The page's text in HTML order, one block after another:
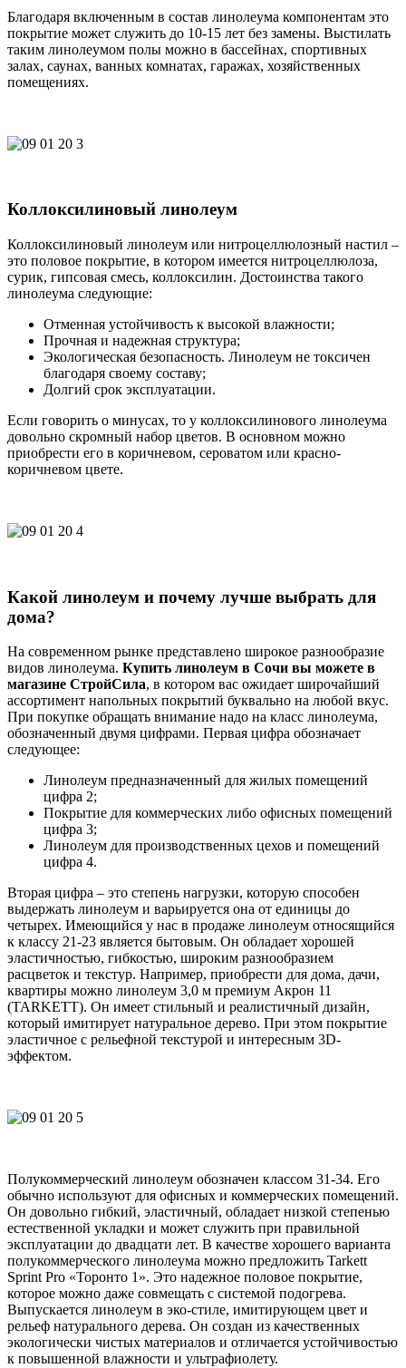
Благодаря включенным в состав линолеума компонентам это
покрытие может служить до 10-15 лет без замены. Выстилать
таким линолеумом полы можно в бассейнах, спортивных
залах, саунах, ванных комнатах, гаражах, хозяйственных
помещениях.
Коллоксилиновый линолеум
Коллоксилиновый линолеум или нитроцеллюлозный настил –
это половое покрытие, в котором имеется нитроцеллюлоза,
сурик, гипсовая смесь, коллоксилин. Достоинства такого
линолеума следующие:
Отменная устойчивость к высокой влажности;
Прочная и надежная структура;
Экологическая безопасность. Линолеум не токсичен
благодаря своему составу;
Долгий срок эксплуатации.
Если говорить о минусах, то у коллоксилинового линолеума
довольно скромный набор цветов. В основном можно
приобрести его в коричневом, сероватом или красно-
коричневом цвете.
Какой линолеум и почему лучше выбрать для
дома?
На современном рынке представлено широкое разнообразие
видов линолеума. Купить линолеум в Сочи вы можете в
магазине СтройСила, в котором вас ожидает широчайший
ассортимент напольных покрытий буквально на любой вкус.
При покупке обращать внимание надо на класс линолеума,
обозначенный двумя цифрами. Первая цифра обозначает
следующее:
Линолеум предназначенный для жилых помещений
цифра 2;
Покрытие для коммерческих либо офисных помещений
цифра 3;
Линолеум для производственных цехов и помещений
цифра 4.
Вторая цифра – это степень нагрузки, которую способен
выдержать линолеум и варьируется она от единицы до
четырех. Имеющийся у нас в продаже линолеум относящийся
к классу 21-23 является бытовым. Он обладает хорошей
эластичностью, гибкостью, широким разнообразием
расцветок и текстур. Например, приобрести для дома, дачи,
квартиры можно линолеум 3,0 м премиум Акрон 11
(TARKETT). Он имеет стильный и реалистичный дизайн,
который имитирует натуральное дерево. При этом покрытие
эластичное с рельефной текстурой и интересным 3D-
эффектом.
Полукоммерческий линолеум обозначен классом 31-34. Его
обычно используют для офисных и коммерческих помещений.
Он довольно гибкий, эластичный, обладает низкой степенью
естественной укладки и может служить при правильной
эксплуатации до двадцати лет. В качестве хорошего варианта
полукоммерческого линолеума можно предложить Tarkett
Sprint Pro «Торонто 1». Это надежное половое покрытие,
которое можно даже совмещать с системой подогрева.
Выпускается линолеум в эко-стиле, имитирующем цвет и
рельеф натурального дерева. Он создан из качественных
экологически чистых материалов и отличается устойчивостью
к повышенной влажности и ультрафиолету.